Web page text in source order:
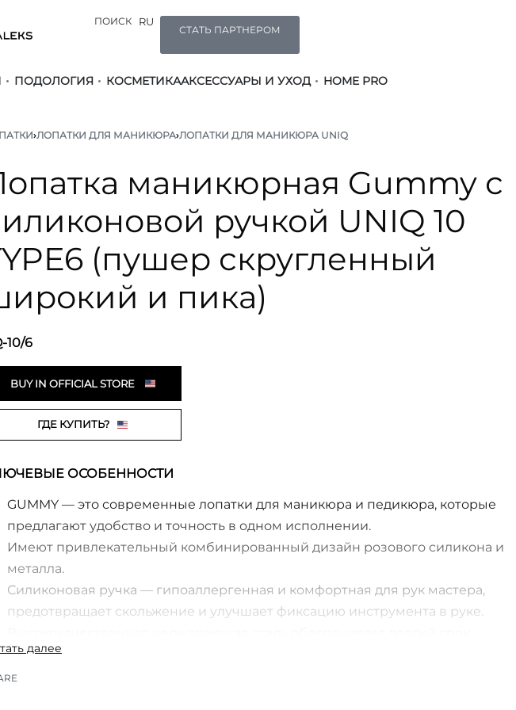
ПОИСК RU
СТАТЬ ПАРТНЕРОМ
ПОДОЛОГИЯ КОСМЕТИКААКСЕССУАРЫ И УХОД HOME PRO
›ЛОПАТКИ ДЛЯ МАНИКЮРА›ЛОПАТКИ ДЛЯ МАНИКЮРА UNIQ
маникюрная Gummy с
ручкой UNIQ 10
(пушер скругленный
и пика)
10/6
BUY IN OFFICIAL STORE
ГДЕ КУПИТЬ?
ОСОБЕННОСТИ
GUMMY — это современные лопатки для маникюра и педикюра, которые
предлагают удобство и точность в одном исполнении.
Имеют привлекательный комбинированный дизайн розового силикона и
металла.
Силиконовая ручка — гипоаллергенная и комфортная для рук мастера,
предотвращает скольжение и улучшает фиксацию инструмента в руке.
службы и устойчивость к коррозии.
Рабочая часть «пушер» предназначена для поднятия и отодвигания